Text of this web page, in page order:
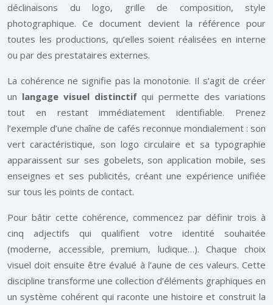
déclinaisons du logo, grille de composition, style
photographique. Ce document devient la référence pour
toutes les productions, qu’elles soient réalisées en interne
ou par des prestataires externes.
La cohérence ne signifie pas la monotonie. Il s’agit de créer
un langage visuel distinctifqui permette des variations
tout en restant immédiatement identifiable. Prenez
l’exemple d’une chaîne de cafés reconnue mondialement : son
vert caractéristique, son logo circulaire et sa typographie
apparaissent sur ses gobelets, son application mobile, ses
enseignes et ses publicités, créant une expérience unifiée
sur tous les points de contact.
Pour bâtir cette cohérence, commencez par définir trois à
cinq adjectifs qui qualifient votre identité souhaitée
(moderne, accessible, premium, ludique…). Chaque choix
visuel doit ensuite être évalué à l’aune de ces valeurs. Cette
discipline transforme une collection d’éléments graphiques en
un système cohérent qui raconte une histoire et construit la